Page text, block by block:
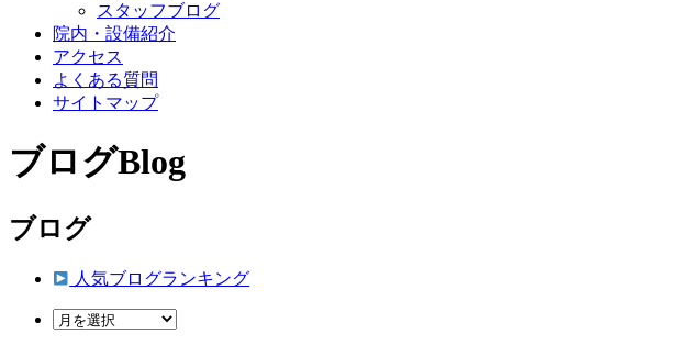
スタッフブログ
院内・設備紹介
アクセス
よくある質問
サイトマップ
ブログBlog
ブログ
人気ブログランキング